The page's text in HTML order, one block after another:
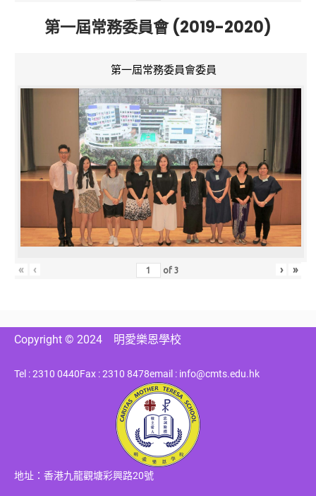
第一屆常務委員會 (2019-2020)
第一屆常務委員會委員
« ‹ of3 › »
Copyright © 2024 明愛樂恩學校
Tel : 2310 0440Fax : 2310 8478email : info@cmts.edu.hk
地址：香港九龍觀塘彩興路20號